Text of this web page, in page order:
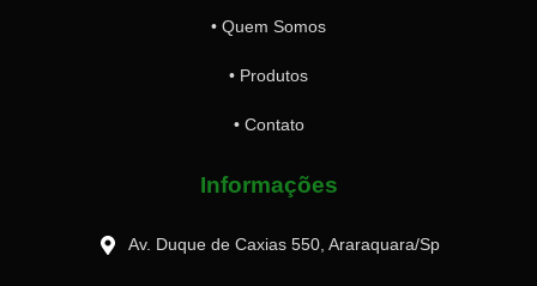
• Quem Somos
• Produtos
• Contato
Informações
Av. Duque de Caxias 550, Araraquara/Sp